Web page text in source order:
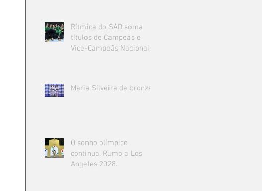
Rítmica do SAD soma
títulos de Campeãs e
Vice-Campeãs Nacionais!
Maria Silveira de bronze!
O sonho olímpico
continua. Rumo a Los
Angeles 2028.